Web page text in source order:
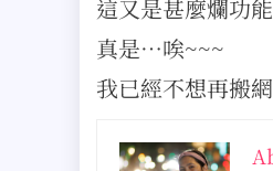
這又是甚麼爛功
真是…唉~~~
我已經不想再